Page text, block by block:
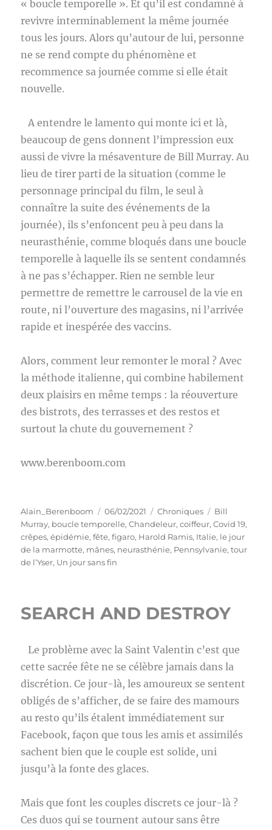
« boucle temporelle ». Et qu’il est condamné à
revivre interminablement la même journée
tous les jours. Alors qu’autour de lui, personne
ne se rend compte du phénomène et
recommence sa journée comme si elle était
nouvelle.
A entendre le lamento qui monte ici et là,
beaucoup de gens donnent l’impression eux
aussi de vivre la mésaventure de Bill Murray. Au
lieu de tirer parti de la situation (comme le
personnage principal du film, le seul à
connaître la suite des événements de la
journée), ils s’enfoncent peu à peu dans la
neurasthénie, comme bloqués dans une boucle
temporelle à laquelle ils se sentent condamnés
à ne pas s’échapper. Rien ne semble leur
permettre de remettre le carrousel de la vie en
route, ni l’ouverture des magasins, ni l’arrivée
rapide et inespérée des vaccins.
Alors, comment leur remonter le moral ? Avec
la méthode italienne, qui combine habilement
deux plaisirs en même temps : la réouverture
des bistrots, des terrasses et des restos et
surtout la chute du gouvernement ?
www.berenboom.com
Auteur
Alain_Berenboom
Publié
le
06/02/2021 Catégories
Chroniques Étiquettes
Bill
Murray, boucle temporelle,Chandeleur,coiffeur,Covid 19,
crêpes,épidémie,fête,figaro, Harold Ramis, Italie, le jour
de la marmotte, mânes, neurasthénie, Pennsylvanie,tour
de l’Yser, Un jour sans fin
SEARCH AND DESTROY
Le problème avec la Saint Valentin c’est que
cette sacrée fête ne se célèbre jamais dans la
discrétion. Ce jour-là, les amoureux se sentent
obligés de s’afficher, de se faire des mamours
au resto qu’ils étalent immédiatement sur
Facebook, façon que tous les amis et assimilés
sachent bien que le couple est solide, uni
jusqu’à la fonte des glaces.
Mais que font les couples discrets ce jour-là ?
Ces duos qui se tournent autour sans être